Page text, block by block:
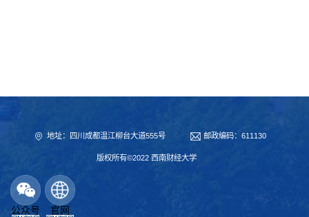
地址：四川成都温江柳台大道555号 邮政编码：611130
版权所有©2022 西南财经大学
公众号 官网